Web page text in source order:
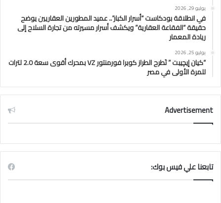
يوليو 29, 2026
في انطلاقة بودكاست “أسرار الكبار”.. عميد المطورين العقاريين يوضح
حقيقة “الفقاعة العقارية” ويكشف أسرار مسيرته من تجارة السلاح إلى
ريادة المعمار
يوليو 25, 2026
“كيان إيچيبت ” تَطرح الطراز كوبرا فورمنتور VZ بمحرك أقوى سعة 2.0 لترات
للمرة الأولى في مصر
Advertisement
تابعنا علي فيس بوك: